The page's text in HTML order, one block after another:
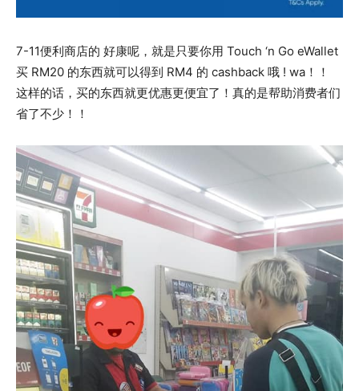
7-11便利商店的 好康呢，就是只要你用 Touch ‘n Go eWallet
买 RM20 的东西就可以得到 RM4 的 cashback 哦 ! wa！！
这样的话，买的东西就更优惠更便宜了！真的是帮助消费者们
省了不少！！